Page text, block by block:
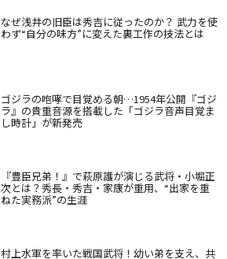
なぜ浅井の旧臣は秀吉に従ったのか？ 武力を使
わず“自分の味方”に変えた裏工作の技法とは
ゴジラの咆哮で目覚める朝…1954年公開『ゴジ
ラ』の貴重音源を搭載した「ゴジラ音声目覚ま
し時計」が新発売
『豊臣兄弟！』で萩原護が演じる武将・小堀正
次とは？秀長・秀吉・家康が重用、“出家を重
ねた実務派”の生涯
村上水軍を率いた戦国武将！幼い弟を支え、共